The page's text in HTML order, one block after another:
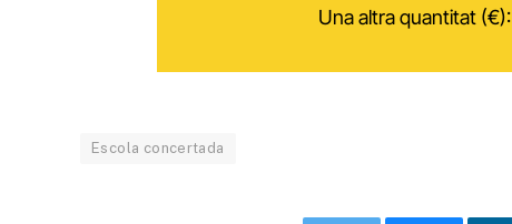
Una altra quantitat (€):
Escola concertada